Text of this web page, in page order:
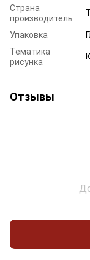
Страна
производитель
Упаковка
Тематика
рисунка
Отзывы